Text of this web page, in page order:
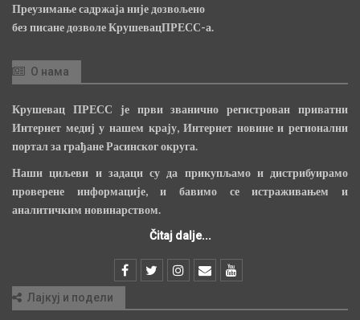
Преузимање садржаја није дозвољено
без писане дозволе КрушевацПРЕСС-а.
О нама
Крушевац ПРЕСС је први званично регистрован приватни
Интернет медиј у нашем крају, Интернет новине и регионални
портал за грађане Расинског округа.
Наши циљеви и задаци су да прикупљамо и дистрибуирамо
проверене информације, и бавимо се истраживањем и
аналитичким новинарством.
Čitaj dalje...
Лајкуј и подели